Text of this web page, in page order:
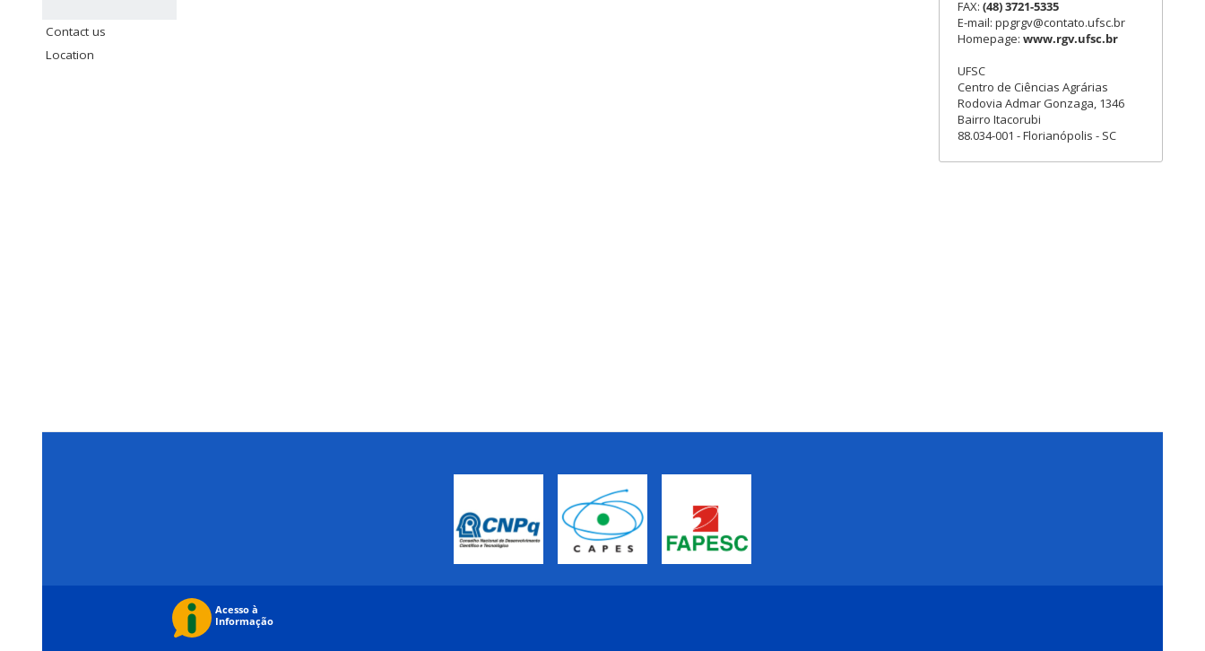
Contact us
Location
FAX: (48) 3721-5335
E-mail: ppgrgv@contato.ufsc.br
Homepage: www.rgv.ufsc.br
UFSC
Centro de Ciências Agrárias
Rodovia Admar Gonzaga, 1346
Bairro Itacorubi
88.034-001 - Florianópolis - SC